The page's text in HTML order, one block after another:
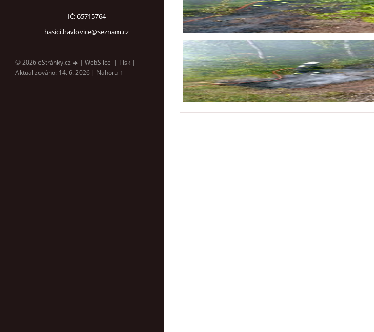
IČ: 65715764
hasici.havlovice@seznam.cz
© 2026 eStránky.cz | WebSlice | Tisk |
Aktualizováno: 14. 6. 2026 | Nahoru ↑